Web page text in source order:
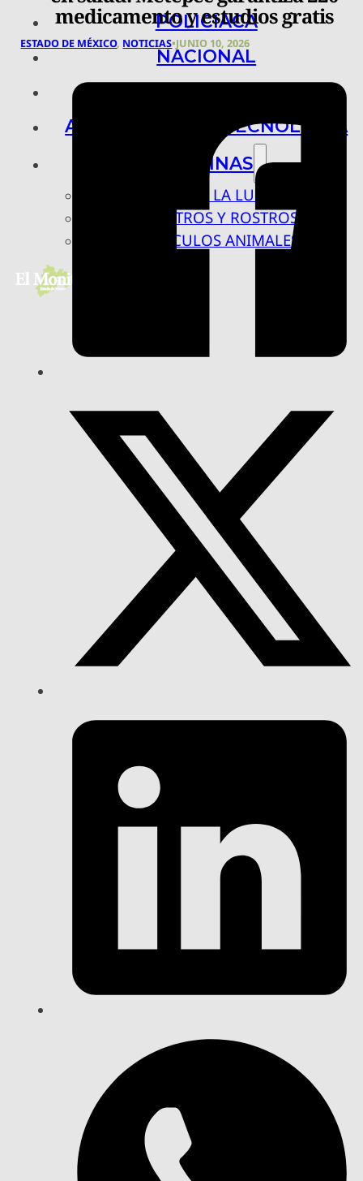
POLICIACA
NACIONAL
ARTE, CIENCIA Y TECNOLOGÍA
COLUMNAS
BAJO LA LUPA
RASTROS Y ROSTROS
VÍNCULOS ANIMALES
medicamento y estudios gratis
ESTADO DE MÉXICO, NOTICIAS•JUNIO 10, 2026